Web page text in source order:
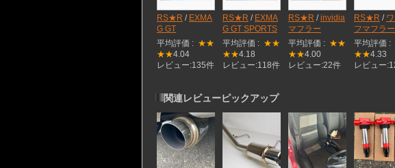
RS★R / EXMA
G GT
平均評価 : ★★
★★4.04
レビュー:135件
RS★R / EXMA
G GT SPORTS
平均評価 : ★★
★★4.18
レビュー:118件
RS★R /invidia
マフラー
平均評価 : ★★
★★4.00
レビュー:22件
RS★R /
フマフラー
平均評価 :
★★4.33
レビュー
関連レビューピックアップ